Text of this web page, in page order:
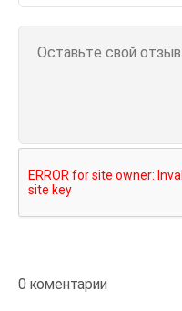
0 коментарии